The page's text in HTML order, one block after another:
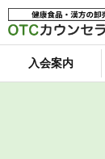
入会案内